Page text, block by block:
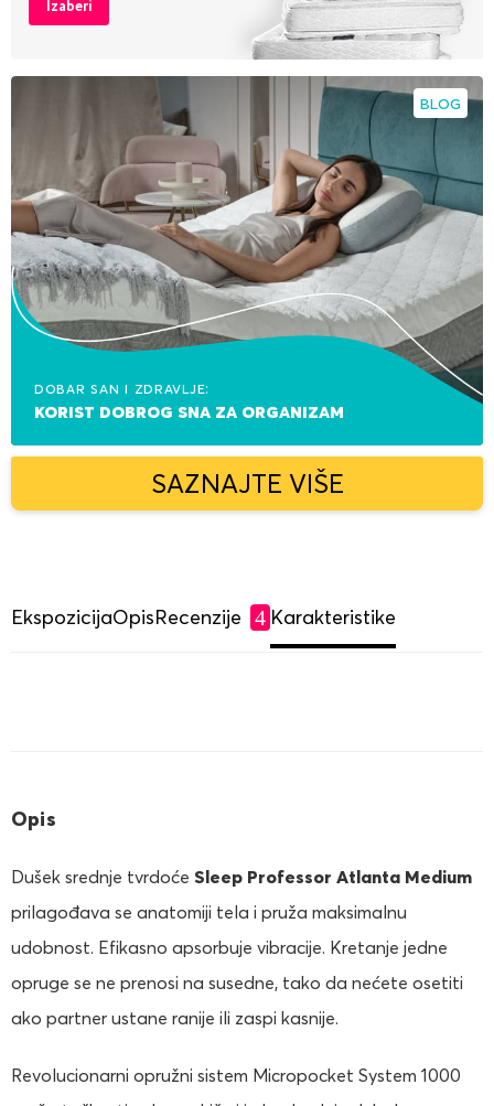
EkspozicijaOpisRecenzije 4 Karakteristike
Opis
Dušek srednje tvrdoće Sleep Professor Atlanta Medium
prilagođava se anatomiji tela i pruža maksimalnu
udobnost. Efikasno apsorbuje vibracije. Kretanje jedne
opruge se ne prenosi na susedne, tako da nećete osetiti
ako partner ustane ranije ili zaspi kasnije.
Revolucionarni opružni sistem Micropocket System 1000
Izaberi
BLOG
Dobar san i zdravlje:
korist dobrog sna za organizam
SAZNAJTE VIŠE